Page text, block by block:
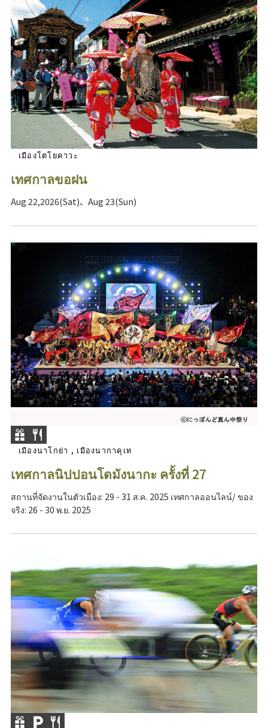
เมืองโตโยคาวะ
เทศกาลขอฝน
Aug 22,2026(Sat)、Aug 23(Sun)
เมืองนาโกย่า , เมืองนากาคุเท
เทศกาลนิปปอนโดมังนากะ ครั้งที่ 27
สถานที่จัดงานในตัวเมือง: 29 - 31 ส.ค. 2025 เทศกาลออนไลน์/ ของ
จริง: 26 - 30 พ.ย. 2025